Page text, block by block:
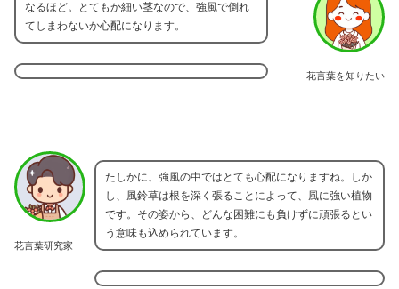
花言葉を知りたい
なるほど。とてもか細い茎なので、強風で倒れ
てしまわないか心配になります。
花言葉研究家
たしかに、強風の中ではとても心配になりますね。しか
し、風鈴草は根を深く張ることによって、風に強い植物
です。その姿から、どんな困難にも負けずに頑張るとい
う意味も込められています。